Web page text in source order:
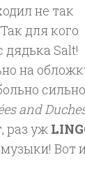
не так
для кого
дядька Salt!
на
and
раз уж
Вот